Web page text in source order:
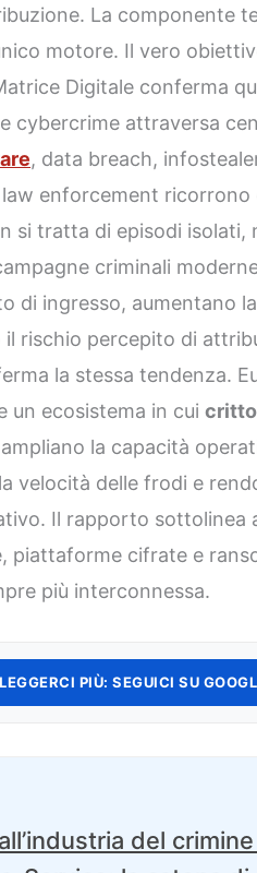
La componente
motore. Il vero
Digitale conferma
cybercrime attraversa
, data breach,
enforcement ricorrono
si tratta di episodi isolati,
criminali
di ingresso, aumentano
rischio percepito di
la stessa tendenza.
un ecosistema in cui
ampliano la capacità
velocità delle frodi e
Il rapporto sottolinea
piattaforme cifrate e
più interconnessa.
PIÙ: SEGUICI SU
del